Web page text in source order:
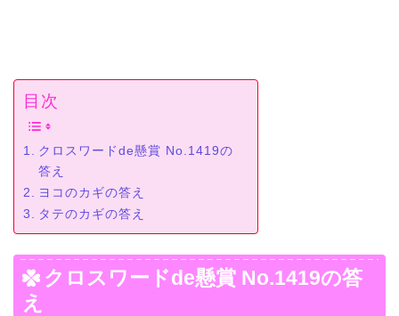
目次
クロスワードde懸賞 No.1419の
答え
ヨコのカギの答え
タテのカギの答え
クロスワードde懸賞 No.1419の答
え